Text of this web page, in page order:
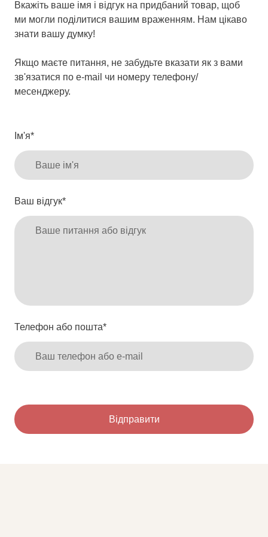
Ватсап) і повідомить реквізити для оплати. Після
отримання оплати схема буде надіслана вам у
вигляді посилання на вказаний e-mail або
Наразі іноді поганий зв'язок через вимкнення світла,
тож не переживайте якщо з вами зв'яжуться не
оплати, ми обов'язково вам відразу напишемо коли
саме її можна чекати.
продаються, бажаної вами моделі може не бути в
наявності.
Вкажіть ваше імя і відгук на придбаний товар, щоб
ми могли поділитися вашим враженням. Нам цікаво
знати вашу думку!
Якщо маєте питання, не забудьте вказати як з вами
зв'язатися по e-mail чи номеру телефону/
месенджеру.
Ім'я*
Ваш відгук*
Телефон або пошта*
Відправити